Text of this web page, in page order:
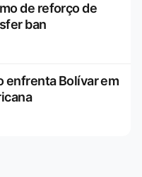
de reforço de
ban
enfrenta Bolívar em